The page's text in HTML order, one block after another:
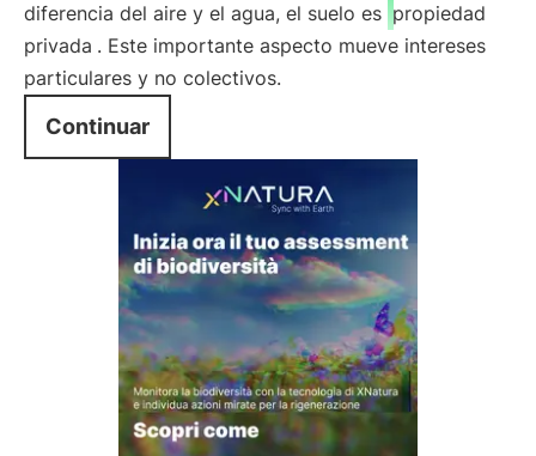
diferencia del aire y el agua, el suelo es propiedad
privada . Este importante aspecto mueve intereses
particulares y no colectivos.
Continuar